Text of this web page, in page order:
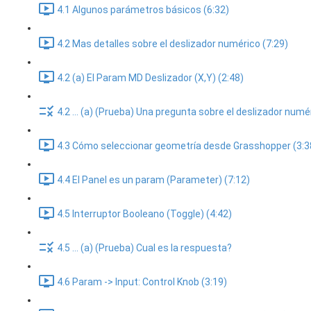
4.1 Algunos parámetros básicos (6:32)
4.2 Mas detalles sobre el deslizador numérico (7:29)
4.2 (a) El Param MD Deslizador (X,Y) (2:48)
4.2 ... (a) (Prueba) Una pregunta sobre el deslizador
4.3 Cómo seleccionar geometría desde Grasshopper
4.4 El Panel es un param (Parameter) (7:12)
4.5 Interruptor Booleano (Toggle) (4:42)
4.5 ... (a) (Prueba) Cual es la respuesta?
4.6 Param -> Input: Control Knob (3:19)